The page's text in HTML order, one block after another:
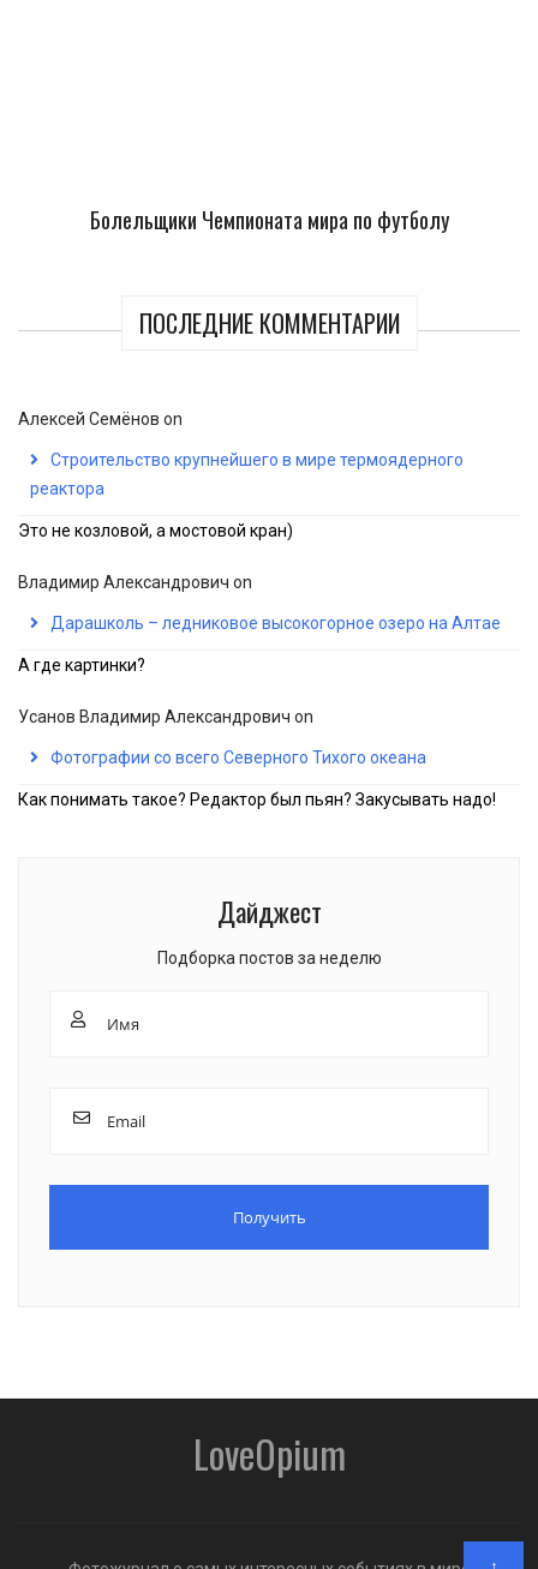
Болельщики Чемпионата мира по футболу
ПОСЛЕДНИЕ КОММЕНТАРИИ
Алексей Семёнов on
Строительство крупнейшего в мире термоядерного
реактора
Это не козловой, а мостовой кран)
Владимир Александрович on
Дарашколь – ледниковое высокогорное озеро на Алтае
А где картинки?
Усанов Владимир Александрович on
Фотографии со всего Северного Тихого океана
Как понимать такое? Редактор был пьян? Закусывать надо!
Дайджест
Подборка постов за неделю
LoveOpium